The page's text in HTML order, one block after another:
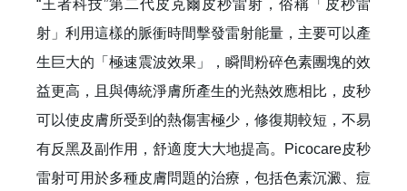
“王者科技”第二代皮克爾皮秒雷射，俗稱「皮秒雷
射」利用這樣的脈衝時間擊發雷射能量，主要可以產
生巨大的「極速震波效果」，瞬間粉碎色素團塊的效
益更高，且與傳統淨膚所產生的光熱效應相比，皮秒
可以使皮膚所受到的熱傷害極少，修復期較短，不易
有反黑及副作用，舒適度大大地提高。Picocare皮秒
雷射可用於多種皮膚問題的治療，包括色素沉澱、痘